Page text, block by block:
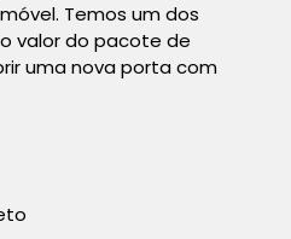
Temos um dos
valor do pacote de
uma nova porta com